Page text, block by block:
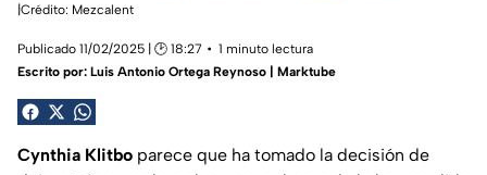
|Crédito: Mezcalent
Publicado 11/02/2025 | 🕑 18:27
1 minuto lectura
Escrito por: Luis Antonio Ortega Reynoso | Marktube
Cynthia Klitbo parece que ha tomado la decisión de